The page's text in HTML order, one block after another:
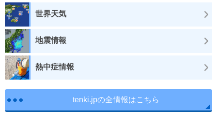
世界天気
地震情報
熱中症情報
tenki.jpの全情報はこちら